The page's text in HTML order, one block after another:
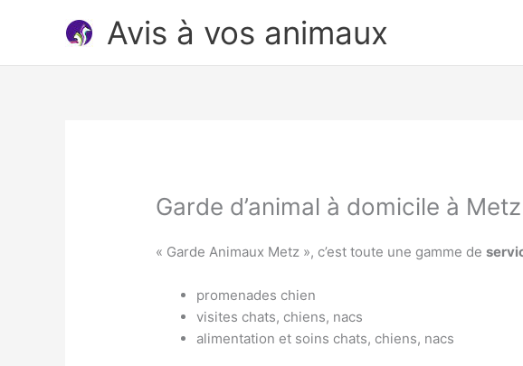
Avis à vos animaux
Garde d’animal à domicile à Metz
« Garde Animaux Metz », c’est toute une gamme de
promenades chien
visites chats, chiens, nacs
alimentation et soins chats, chiens, nacs